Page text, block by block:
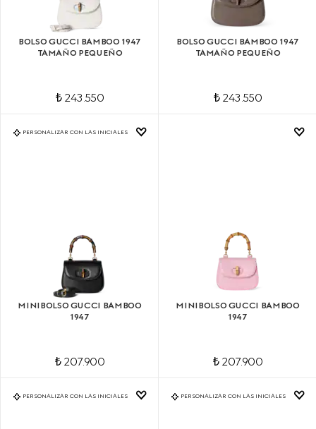
BOLSO GUCCI BAMBOO 1947
TAMAÑO PEQUEÑO
₺ 243.550
BOLSO GUCCI BAMBOO 1947
TAMAÑO PEQUEÑO
₺ 243.550
PERSONALIZAR CON LAS INICIALES
MINIBOLSO GUCCI BAMBOO
1947
₺ 207.900
MINIBOLSO GUCCI BAMBOO
1947
₺ 207.900
PERSONALIZAR CON LAS INICIALES PERSONALIZAR CON LAS INICIALES